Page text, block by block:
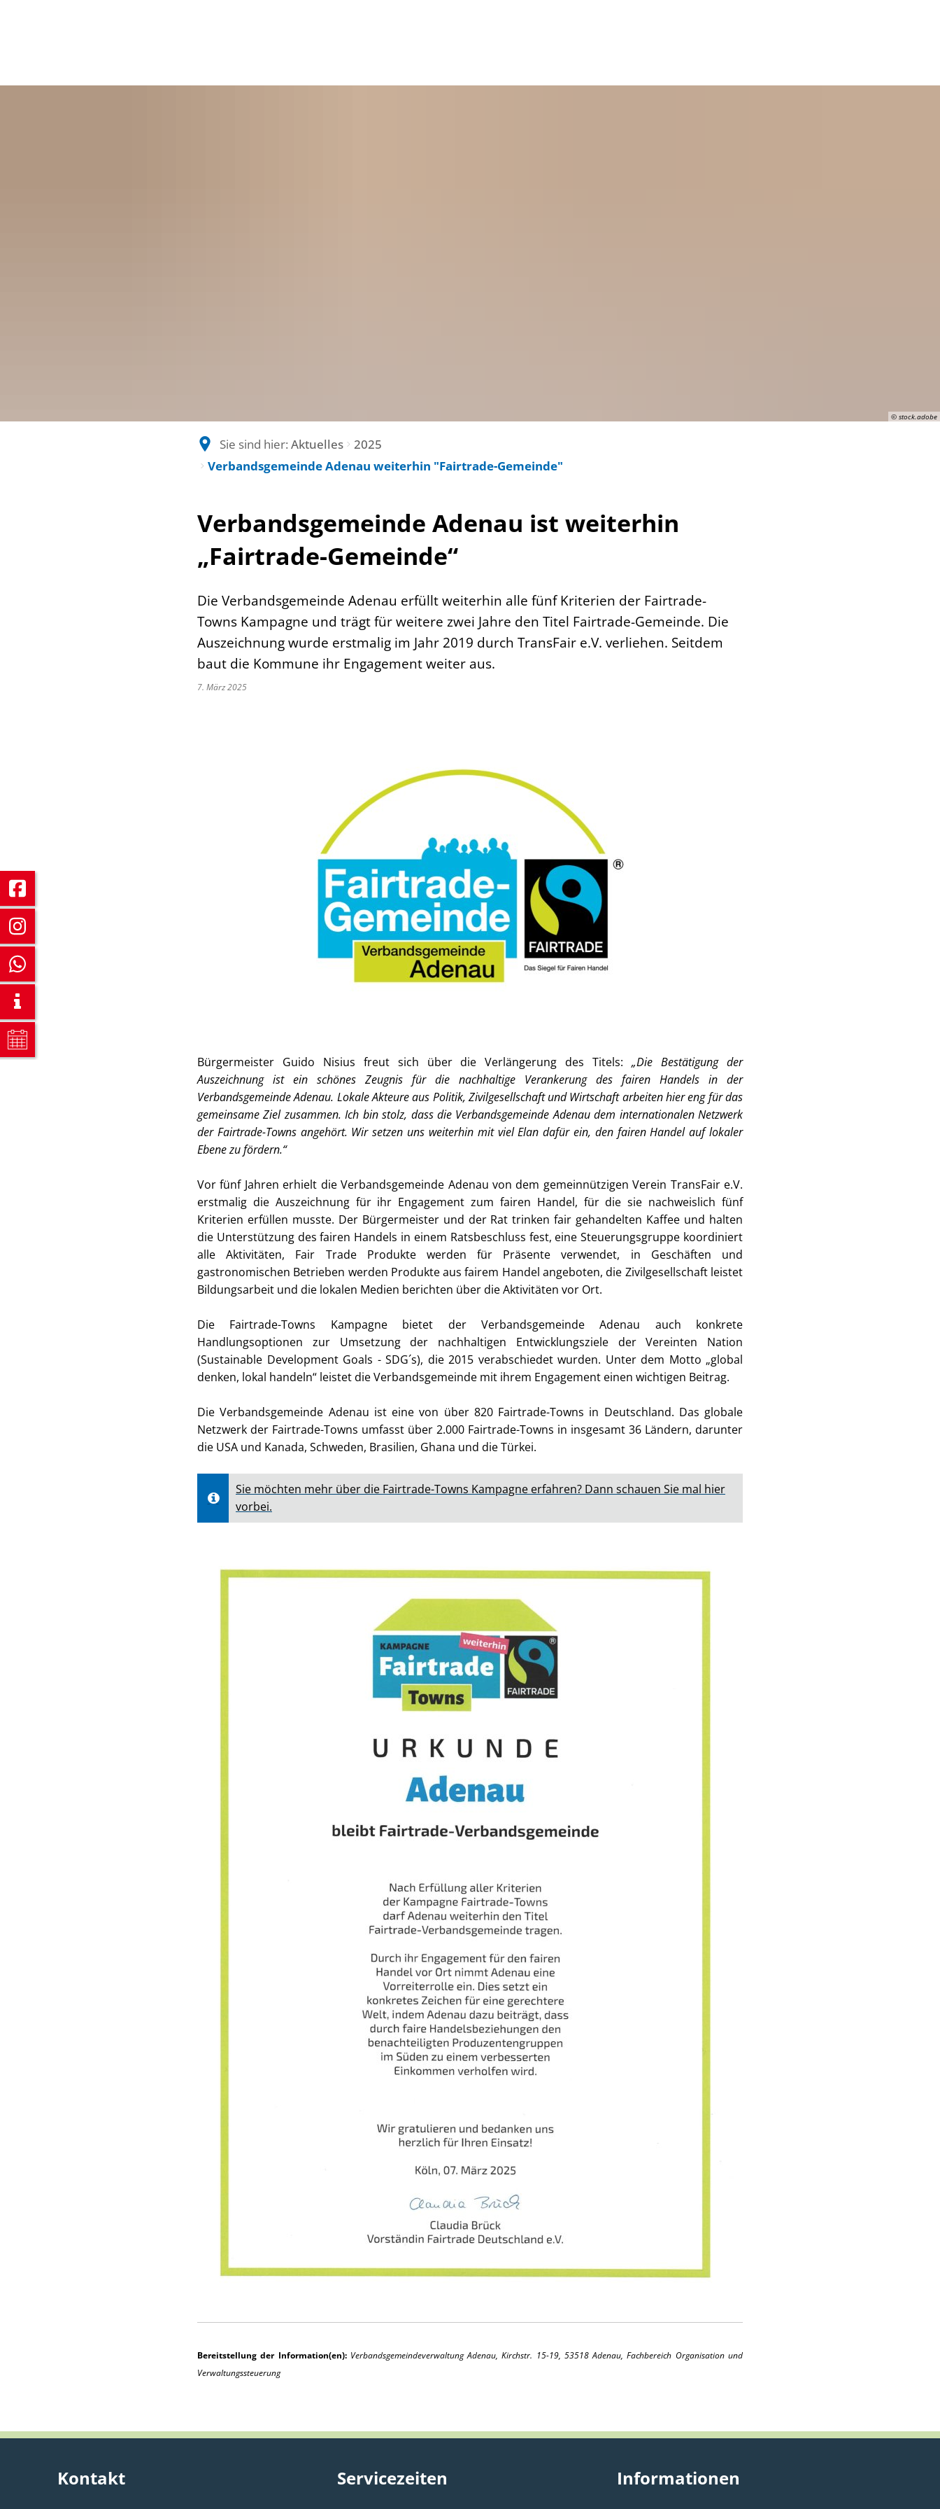
© stock.adobe
Sie sind hier: Aktuelles
2025
Verbandsgemeinde Adenau weiterhin "Fairtrade-Gemeinde"
Verbandsgemeinde Adenau ist weiterhin
„Fairtrade-Gemeinde“
Die Verbandsgemeinde Adenau erfüllt weiterhin alle fünf Kriterien der Fairtrade-
Towns Kampagne und trägt für weitere zwei Jahre den Titel Fairtrade-Gemeinde. Die
Auszeichnung wurde erstmalig im Jahr 2019 durch TransFair e.V. verliehen. Seitdem
baut die Kommune ihr Engagement weiter aus.
7. März 2025
Bürgermeister Guido Nisius freut sich über die Verlängerung des Titels:„Die Bestätigung der
Auszeichnung ist ein schönes Zeugnis für die nachhaltige Verankerung des fairen Handels in der
Verbandsgemeinde Adenau. Lokale Akteure aus Politik, Zivilgesellschaft und Wirtschaft arbeiten hier eng für das
gemeinsame Ziel zusammen. Ich bin stolz, dass die Verbandsgemeinde Adenau dem internationalen Netzwerk
der Fairtrade-Towns angehört. Wir setzen uns weiterhin mit viel Elan dafür ein, den fairen Handel auf lokaler
Ebene zu fördern.“
Vor fünf Jahren erhielt die Verbandsgemeinde Adenau von dem gemeinnützigen Verein TransFair e.V.
erstmalig die Auszeichnung für ihr Engagement zum fairen Handel, für die sie nachweislich fünf
Kriterien erfüllen musste. Der Bürgermeister und der Rat trinken fair gehandelten Kaffee und halten
die Unterstützung des fairen Handels in einem Ratsbeschluss fest, eine Steuerungsgruppe koordiniert
alle Aktivitäten, Fair Trade Produkte werden für Präsente verwendet, in Geschäften und
gastronomischen Betrieben werden Produkte aus fairem Handel angeboten, die Zivilgesellschaft leistet
Bildungsarbeit und die lokalen Medien berichten über die Aktivitäten vor Ort.
Die Fairtrade-Towns Kampagne bietet der Verbandsgemeinde Adenau auch konkrete
Handlungsoptionen zur Umsetzung der nachhaltigen Entwicklungsziele der Vereinten Nation
(Sustainable Development Goals - SDG´s), die 2015 verabschiedet wurden. Unter dem Motto „global
denken, lokal handeln“ leistet die Verbandsgemeinde mit ihrem Engagement einen wichtigen Beitrag.
Die Verbandsgemeinde Adenau ist eine von über 820 Fairtrade-Towns in Deutschland. Das globale
Netzwerk der Fairtrade-Towns umfasst über 2.000 Fairtrade-Towns in insgesamt 36 Ländern, darunter
die USA und Kanada, Schweden, Brasilien, Ghana und die Türkei.
Sie möchten mehr über die Fairtrade-Towns Kampagne erfahren? Dann schauen Sie mal hier
vorbei.
Bereitstellung der Information(en): Verbandsgemeindeverwaltung Adenau, Kirchstr. 15-19, 53518 Adenau, Fachbereich Organisation und
Verwaltungssteuerung
Kontakt Servicezeiten Informationen